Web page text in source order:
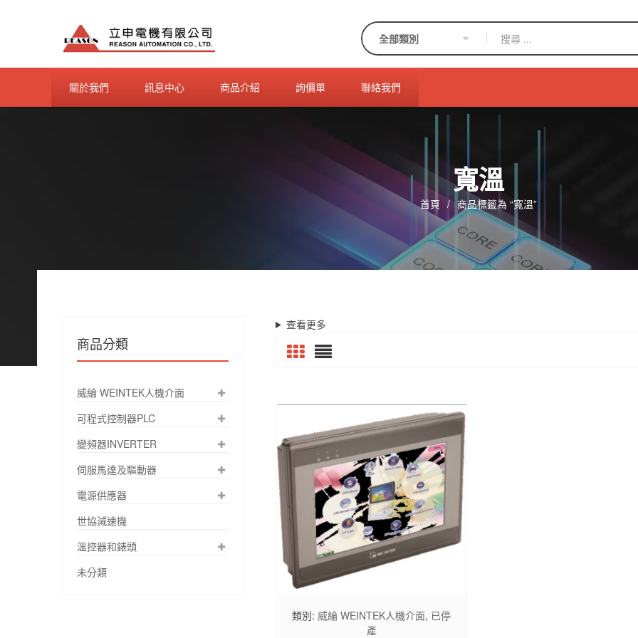
關於我們 訊息中心 商品介紹 詢價單 聯絡我們
寬溫
首頁 / 商品標籤為 “寬溫”
商品分類
威綸 WEINTEK人機介面
可程式控制器PLC
變頻器INVERTER
伺服馬達及驅動器
電源供應器
世協減速機
溫控器和錶頭
未分類
查看更多
類別: 威綸 WEINTEK人機介面, 已停
產